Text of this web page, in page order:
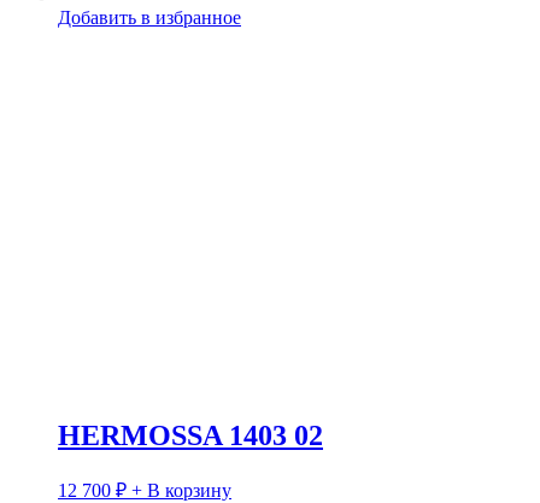
Добавить в избранное
HERMOSSA 1403 02
12 700 ₽ + В корзину